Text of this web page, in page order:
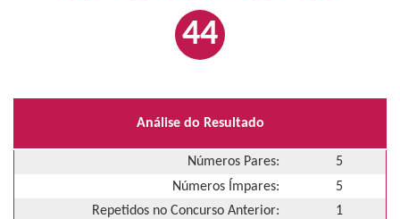
44
Análise do Resultado
Números Pares:
5
Números Ímpares:
5
Repetidos no Concurso Anterior:
1